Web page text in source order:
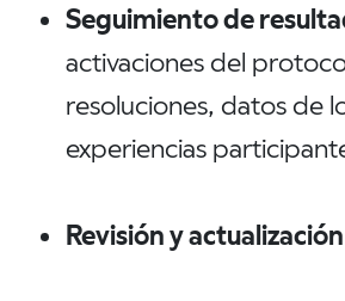
Seguimiento de
activaciones del
resoluciones, datos de
experiencias
Revisión y actualización